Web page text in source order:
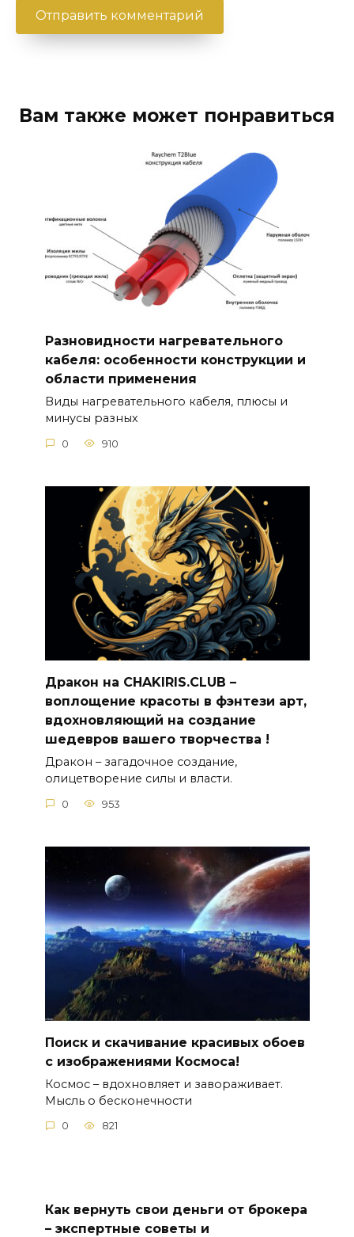
Вам также может понравиться
Разновидности нагревательного
кабеля: особенности конструкции и
области применения
Виды нагревательного кабеля, плюсы и
минусы разных
0 910
Дракон на CHAKIRIS.CLUB –
воплощение красоты в фэнтези арт,
вдохновляющий на создание
шедевров вашего творчества !
Дракон – загадочное создание,
олицетворение силы и власти.
0 953
Поиск и скачивание красивых обоев
с изображениями Космоса!
Космос – вдохновляет и завораживает.
Мысль о бесконечности
0 821
Как вернуть свои деньги от брокера
– экспертные советы и